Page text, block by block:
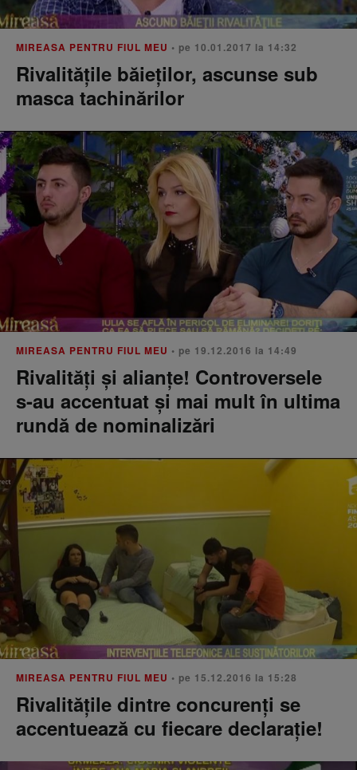
MIREASA PENTRU FIUL MEU • pe 10.01.2017 la 14:32
Rivalitățile băieților, ascunse sub
masca tachinărilor
MIREASA PENTRU FIUL MEU • pe 19.12.2016 la 14:49
Rivalități și alianțe! Controversele
s-au accentuat și mai mult în ultima
rundă de nominalizări
MIREASA PENTRU FIUL MEU • pe 15.12.2016 la 15:28
Rivalităţile dintre concurenţi se
accentuează cu fiecare declaraţie!